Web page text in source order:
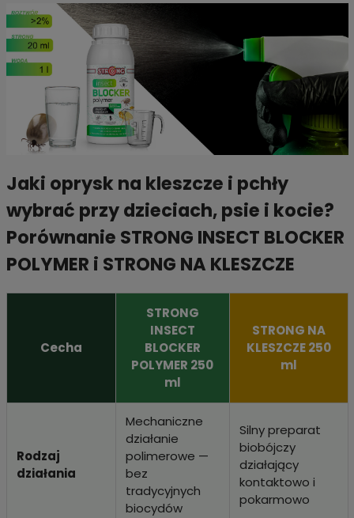
Jaki oprysk na kleszcze i pchły
wybrać przy dzieciach, psie i kocie?
Porównanie STRONG INSECT BLOCKER
POLYMER i STRONG NA KLESZCZE
Cecha
STRONG
INSECT
BLOCKER
POLYMER 250
ml
STRONG NA
KLESZCZE 250
ml
Rodzaj
działania
Mechaniczne
działanie
polimerowe —
bez
tradycyjnych
biocydów
Silny preparat
biobójczy
działający
kontaktowo i
pokarmowo